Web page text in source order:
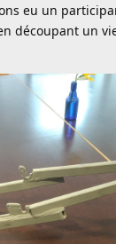
eu un
découpant un